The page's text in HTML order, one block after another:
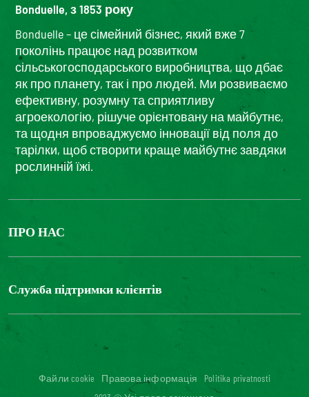
Bonduelle, з 1853 року
Bonduelle – це сімейний бізнес, який вже 7
поколінь працює над розвитком
сільськогосподарського виробництва, що дбає
як про планету, так і про людей. Ми розвиваємо
ефективну, розумну та сприятливу
агроекологію, рішуче орієнтовану на майбутнє,
та щодня впроваджуємо інновації від поля до
тарілки, щоб створити краще майбутнє завдяки
рослинній їжі.
ПРО НАС
The Bonduelle group
Служба підтримки клієнтів
Зв'яжіться з нами
Цифрова доступність: невідповідність
Файли cookie Правова інформація
Politika privatnosti